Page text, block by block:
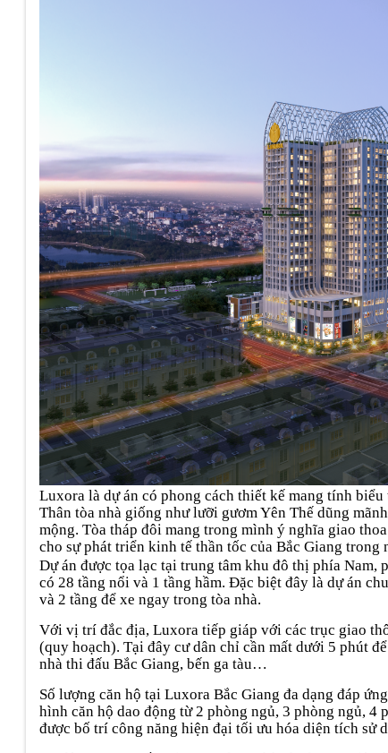
Luxora là dự án có phong cách thiết kế mang tính
Thân tòa nhà giống như lưỡi gươm Yên Thế dũng
mộng. Tòa tháp đôi mang trong mình ý nghĩa giao
cho sự phát triển kinh tế thần tốc của Bắc Giang trong
Dự án được tọa lạc tại trung tâm khu đô thị phía
có 28 tầng nổi và 1 tầng hầm. Đặc biệt đây là dự án
và 2 tầng để xe ngay trong tòa nhà.
Với vị trí đắc địa, Luxora tiếp giáp với các trục giao
(quy hoạch). Tại đây cư dân chỉ cần mất dưới 5 phút
nhà thi đấu Bắc Giang, bến ga tàu…
Số lượng căn hộ tại Luxora Bắc Giang đa dạng đáp
hình căn hộ dao động từ 2 phòng ngủ, 3 phòng ngủ,
được bố trí công năng hiện đại tối ưu hóa diện tích sử